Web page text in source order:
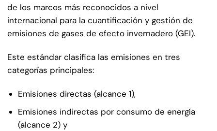
de los marcos más reconocidos a nivel
internacional para la cuantificación y gestión de
emisiones de gases de efecto invernadero (GEI).
Este estándar clasifica las emisiones en tres
categorías principales:
Emisiones directas (alcance 1),
Emisiones indirectas por consumo de energía
(alcance 2) y